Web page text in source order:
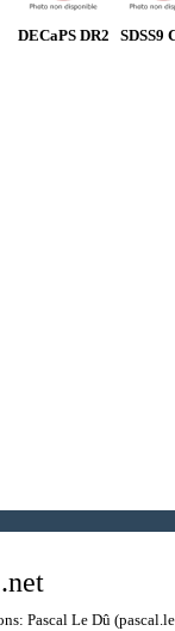
DECaPS DR2 SDSS9
.net
Pascal Le Dû